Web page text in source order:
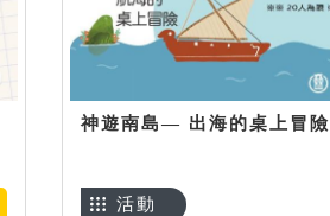
神遊南島— 出海的桌上冒險
活動